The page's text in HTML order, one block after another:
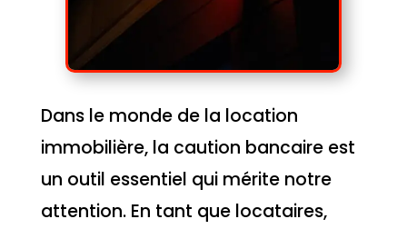
Dans le monde de la location
immobilière, la caution bancaire est
un outil essentiel qui mérite notre
attention. En tant que locataires,